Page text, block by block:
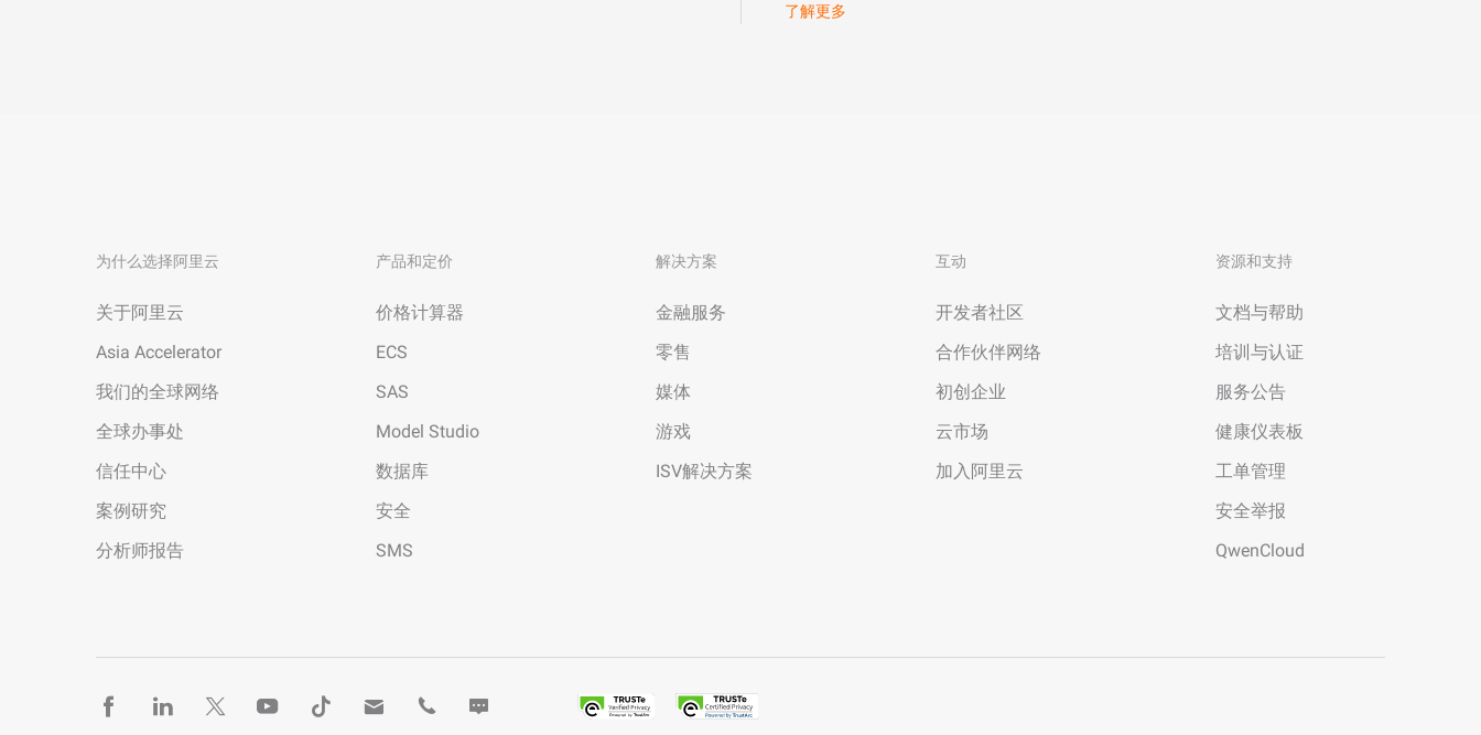
了解更多
为什么选择阿里云
关于阿里云
Asia Accelerator
我们的全球网络
全球办事处
信任中心
案例研究
分析师报告
产品和定价
价格计算器
ECS
SAS
Model Studio
数据库
安全
SMS
解决方案
金融服务
零售
媒体
游戏
ISV解决方案
互动
开发者社区
合作伙伴网络
初创企业
云市场
加入阿里云
资源和支持
文档与帮助
培训与认证
服务公告
健康仪表板
工单管理
安全举报
QwenCloud